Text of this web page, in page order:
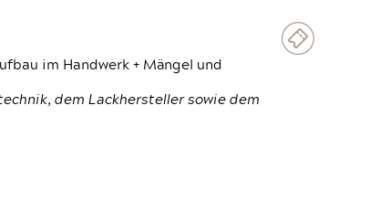
im Handwerk + Mängel und
dem Lackhersteller sowie dem